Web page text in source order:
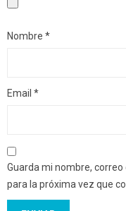
Nombre *
Email *
Guarda mi nombre,
para la próxima vez que